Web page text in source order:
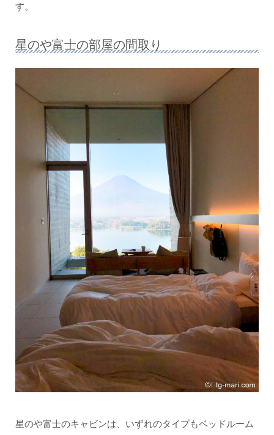
す。
星のや富士の部屋の間取り
星のや富士のキャビンは、いずれのタイプもベッドルーム